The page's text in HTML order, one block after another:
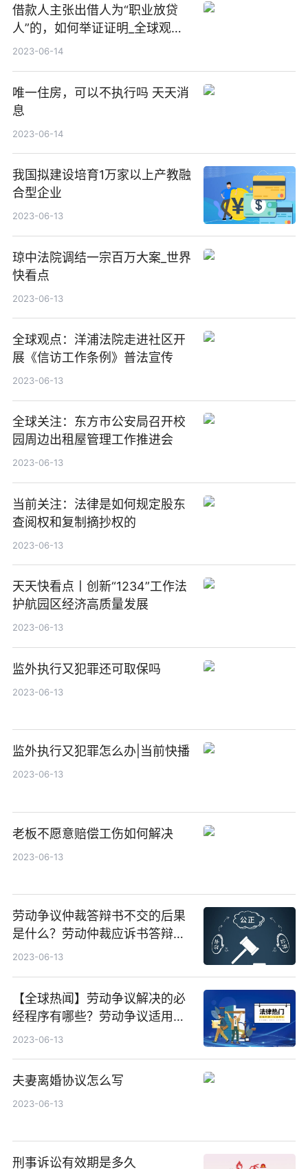
借款人主张出借人为“职业放贷
人”的，如何举证证明_全球观速
讯
2023-06-14
唯一住房，可以不执行吗 天天消
息
2023-06-14
我国拟建设培育1万家以上产教融
合型企业
2023-06-13
琼中法院调结一宗百万大案_世界
快看点
2023-06-13
全球观点：洋浦法院走进社区开
展《信访工作条例》普法宣传
2023-06-13
全球关注：东方市公安局召开校
园周边出租屋管理工作推进会
2023-06-13
当前关注：法律是如何规定股东
查阅权和复制摘抄权的
2023-06-13
天天快看点丨创新“1234”工作法
护航园区经济高质量发展
2023-06-13
监外执行又犯罪还可取保吗
2023-06-13
监外执行又犯罪怎么办|当前快播
2023-06-13
老板不愿意赔偿工伤如何解决
2023-06-13
劳动争议仲裁答辩书不交的后果
是什么？劳动仲裁应诉书答辩状
怎么写？ 天天消息
2023-06-13
【全球热闻】劳动争议解决的必
经程序有哪些？劳动争议适用什
么程序仲裁？
2023-06-13
夫妻离婚协议怎么写
2023-06-13
刑事诉讼有效期是多久